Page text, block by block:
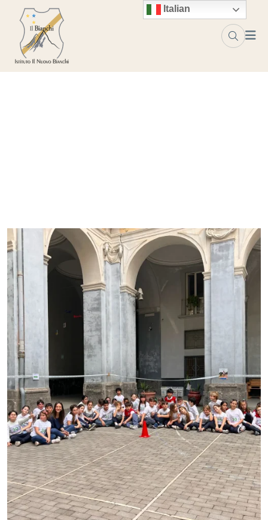
Italian